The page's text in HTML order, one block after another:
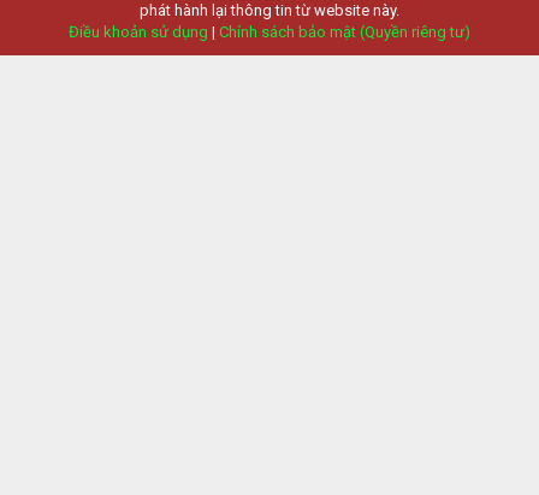
phát hành lại thông tin từ website này.
Điều khoản sử dụng | Chính sách bảo mật (Quyền riêng tư)